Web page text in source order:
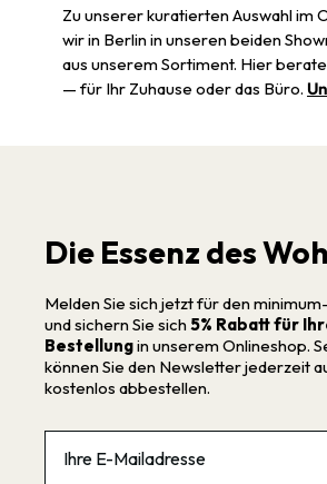
Zu unserer kuratierten Auswahl im
wir in Berlin in unseren beiden
aus unserem Sortiment. Hier
— für Ihr Zuhause oder das Büro.
Die Essenz des
Melden Sie sich jetzt für den
und sichern Sie sich 5% Rabatt für
Bestellungin unserem Onlineshop.
können Sie den Newsletter jederzeit
kostenlos abbestellen.